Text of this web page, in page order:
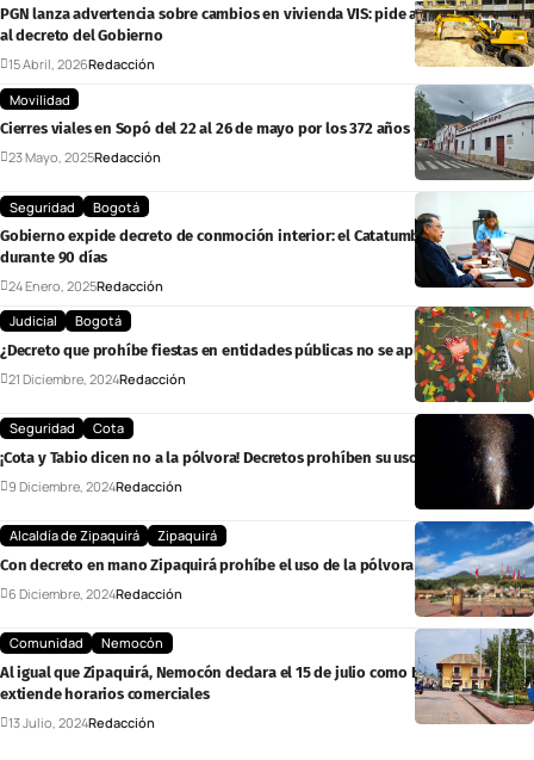
PGN lanza advertencia sobre cambios en vivienda VIS: pide ajustes urgentes
al decreto del Gobierno
15 Abril, 2026Redacción
Movilidad
Cierres viales en Sopó del 22 al 26 de mayo por los 372 años del municipio
23 Mayo, 2025Redacción
Seguridad
Bogotá
Gobierno expide decreto de conmoción interior: el Catatumbo será prioridad
durante 90 días
24 Enero, 2025Redacción
Judicial
Bogotá
¿Decreto que prohíbe fiestas en entidades públicas no se aplica?
21 Diciembre, 2024Redacción
Seguridad
Cota
¡Cota y Tabio dicen no a la pólvora! Decretos prohíben su uso y venta
9 Diciembre, 2024Redacción
Alcaldía de Zipaquirá
Zipaquirá
Con decreto en mano Zipaquirá prohíbe el uso de la pólvora
6 Diciembre, 2024Redacción
Comunidad
Nemocón
Al igual que Zipaquirá, Nemocón declara el 15 de julio como Día Cívico y
extiende horarios comerciales
13 Julio, 2024Redacción